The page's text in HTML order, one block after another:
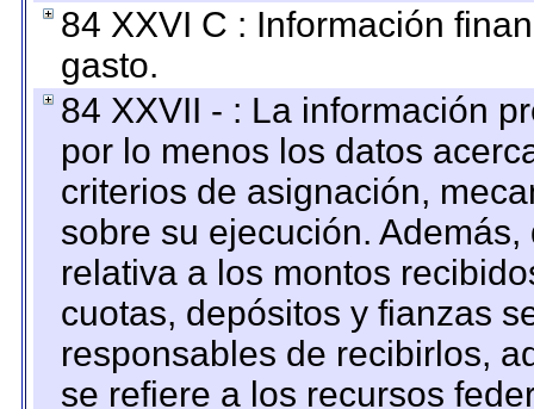
84 XXVI C : Información
gasto.
84 XXVII - : La información
por lo menos los datos
criterios de asignación,
sobre su ejecución.
relativa a los montos
cuotas, depósitos y fianzas
responsables de recibirlos,
se refiere a los recursos